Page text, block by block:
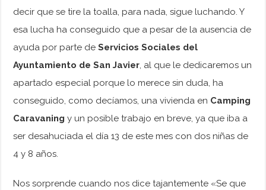
decir que se tire la toalla, para nada, sigue luchando. Y
esa lucha ha conseguido que a pesar de la ausencia de
ayuda por parte deServicios Sociales del
Ayuntamiento de San Javier, al que le dedicaremos un
apartado especial porque lo merece sin duda, ha
conseguido, como decíamos, una vivienda en Camping
Caravaning y un posible trabajo en breve, ya que iba a
ser desahuciada el día 13 de este mes con dos niñas de
4 y 8 años.
Nos sorprende cuando nos dice tajantemente «Se que